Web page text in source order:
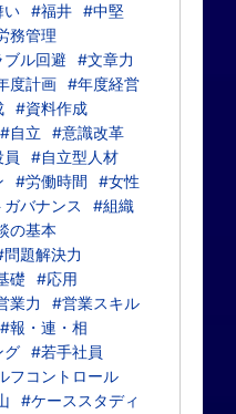
い #福井 #中堅
務管理
ル回避
#文章力
度計画 #年度経営
#資料作成
#自立
#意識改革
#自立型人材
#労働時間
#女性
バナンス
#組織
の基本
問題解決力
礎
#応用
業力
#営業スキル
#報・連・相
グ #若手社員
フコントロール
#ケーススタディ